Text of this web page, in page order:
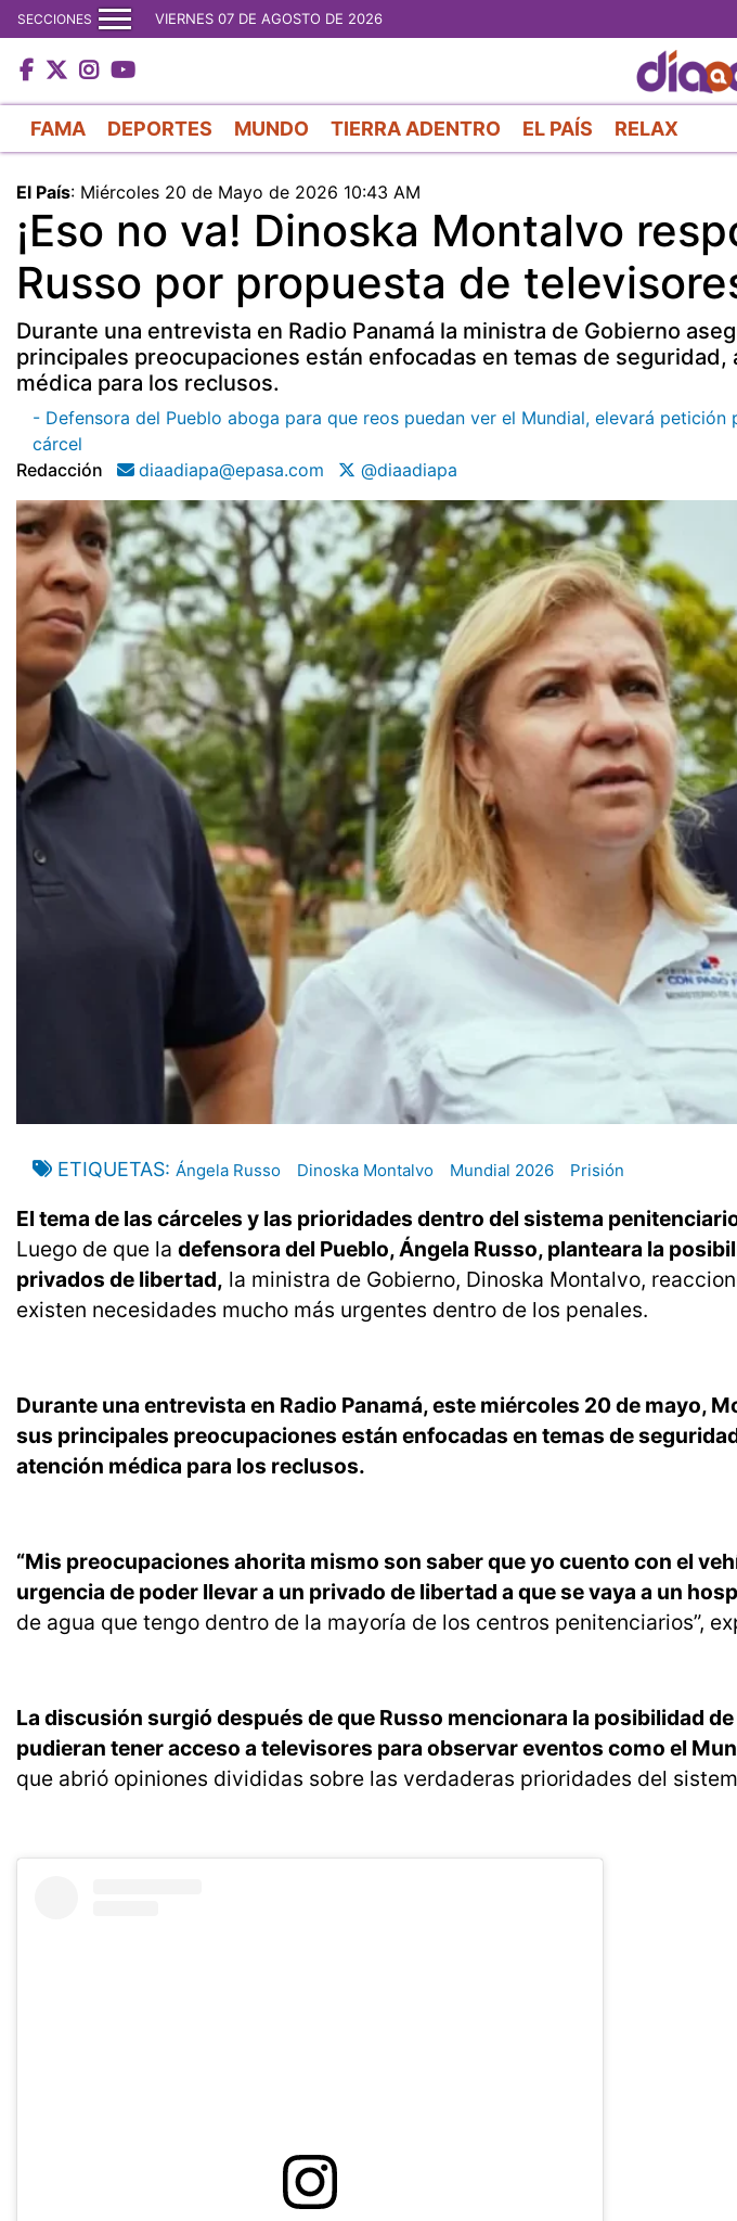
SECCIONES VIERNES 07 DE AGOSTO DE 2026
FAMA DEPORTES MUNDO TIERRA ADENTRO EL PAÍS RELAX
El País: Miércoles 20 de Mayo de 2026 10:43 AM
¡Eso no va! Dinoska Montalvo
Russo por propuesta de
Durante una entrevista en Radio Panamá la ministra de Gobierno
principales preocupaciones están enfocadas en temas de seguridad,
médica para los reclusos.
- Defensora del Pueblo aboga para que reos puedan ver el Mundial, elevará petición
cárcel
Redacción
diaadiapa@epasa.com @diaadiapa
ETIQUETAS Ángela Russo Dinoska Montalvo Mundial 2026 Prisión
El tema de las cárceles y las prioridades dentro del sistema
Luego de que la defensora del Pueblo, Ángela Russo, planteara la
privados de libertad, la ministra de Gobierno, Dinoska Montalvo,
existen necesidades mucho más urgentes dentro de los penales.
Durante una entrevista en Radio Panamá, este miércoles 20 de mayo,
sus principales preocupaciones están enfocadas en temas de
atención médica para los reclusos.
“Mis preocupaciones ahorita mismo son saber que yo cuento con el
urgencia de poder llevar a un privado de libertad a que se vaya a un
de agua que tengo dentro de la mayoría de los centros penitenciarios”,
La discusión surgió después de que Russo mencionara la posibilidad
pudieran tener acceso a televisores para observar eventos como el
que abrió opiniones divididas sobre las verdaderas prioridades del